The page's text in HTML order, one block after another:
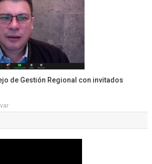
de Gestión Regional con invitados